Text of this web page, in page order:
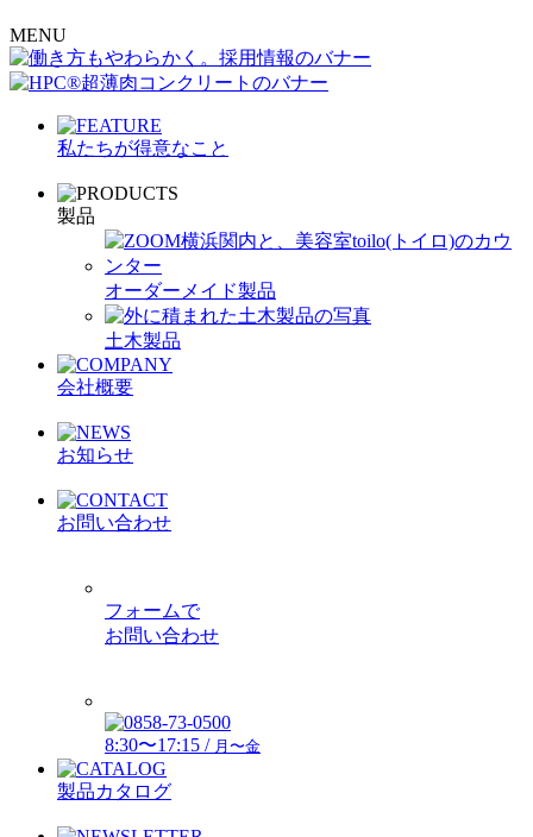
MENU
私たちが得意なこと
製品
オーダーメイド製品
土木製品
会社概要
お知らせ
お問い合わせ
フォームで
お問い合わせ
8:30〜17:15 / 月〜金
製品カタログ